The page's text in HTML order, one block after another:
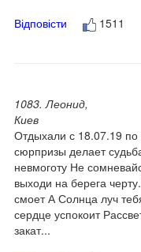
Відповісти
1511
1083. Леонид,
Киев
Отдыхали с 18.07.19 по
сюрпризы делает
невмоготу Не
выходи на берега
смоет А Солнца луч
сердце успокоит
закат...